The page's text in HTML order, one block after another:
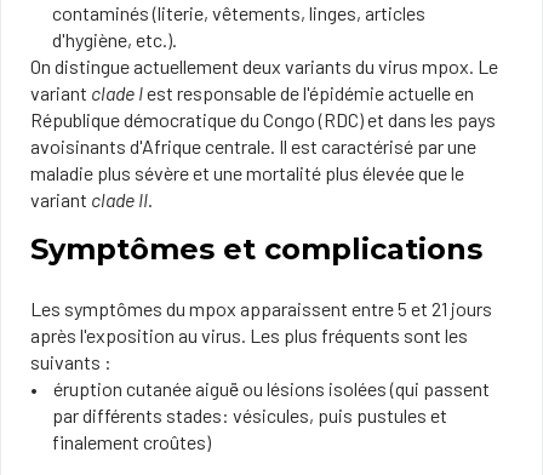
contaminés (literie, vêtements, linges, articles
d'hygiène, etc.).​
On distingue actuellement deux variants du virus mpox. Le
variant clade Iest responsable de l'épidémie actuelle en
République démocratique du Congo (RDC) et dans les pays
avoisinants d'Afrique centrale. Il est caractérisé par une
maladie plus sévère et une mortalité plus élevée que le
variant clade II.
Symptômes et complications
Les symptômes du mpox apparaissent entre 5 et 21 jours
après l'exposition au virus. Les plus fréquents sont les
suivants :
éruption cutanée aiguë ou lésions isolées (qui passent
par différents stades: vésicules, puis pustules et
finalement croûtes)